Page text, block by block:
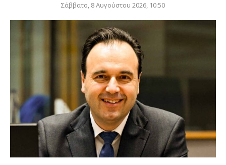
Σάββατο, 8 Αυγούστου 2026, 10:50